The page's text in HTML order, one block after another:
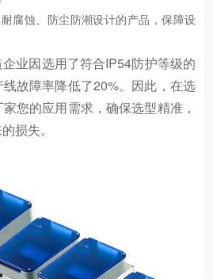
腐蚀、防尘防潮设计的产品，保障设
业因选用了符合IP54防护等级的
故障率降低了20%。因此，在选
您的应用需求，确保选型精准，
损失。